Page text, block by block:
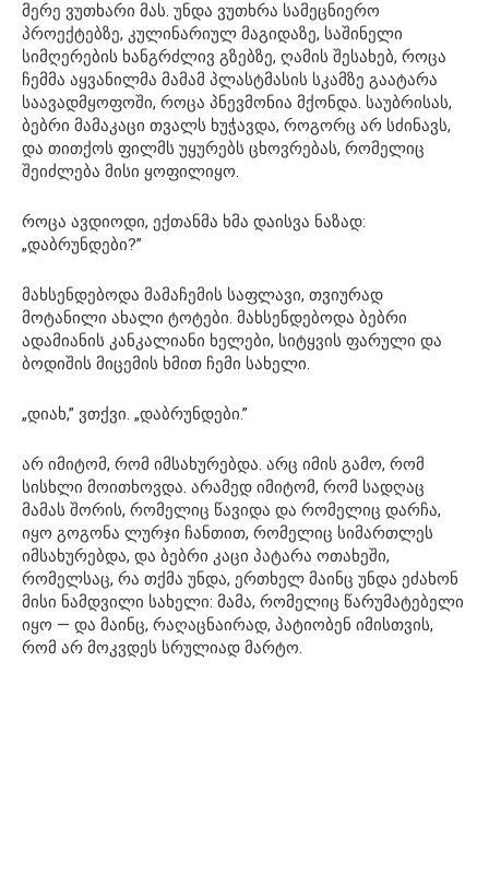
მერე ვუთხარი მას. უნდა ვუთხრა სამეცნიერო
პროექტებზე, კულინარიულ მაგიდაზე, საშინელი
სიმღერების ხანგრძლივ გზებზე, ღამის შესახებ, როცა
ჩემმა აყვანილმა მამამ პლასტმასის სკამზე გაატარა
საავადმყოფოში, როცა პნევმონია მქონდა. საუბრისას,
ბებრი მამაკაცი თვალს ხუჭავდა, როგორც არ სძინავს,
და თითქოს ფილმს უყურებს ცხოვრებას, რომელიც
შეიძლება მისი ყოფილიყო.
როცა ავდიოდი, ექთანმა ხმა დაისვა ნაზად:
„დაბრუნდები?”
მახსენდებოდა მამაჩემის საფლავი, თვიურად
მოტანილი ახალი ტოტები. მახსენდებოდა ბებრი
ადამიანის კანკალიანი ხელები, სიტყვის ფარული და
ბოდიშის მიცემის ხმით ჩემი სახელი.
„დიახ,” ვთქვი. „დაბრუნდები.”
არ იმიტომ, რომ იმსახურებდა. არც იმის გამო, რომ
სისხლი მოითხოვდა. არამედ იმიტომ, რომ სადღაც
მამას შორის, რომელიც წავიდა და რომელიც დარჩა,
იყო გოგონა ლურჯი ჩანთით, რომელიც სიმართლეს
იმსახურებდა, და ბებრი კაცი პატარა ოთახეში,
რომელსაც, რა თქმა უნდა, ერთხელ მაინც უნდა ეძახონ
მისი ნამდვილი სახელი: მამა, რომელიც წარუმატებელი
იყო — და მაინც, რაღაცნაირად, პატიობენ იმისთვის,
რომ არ მოკვდეს სრულიად მარტო.